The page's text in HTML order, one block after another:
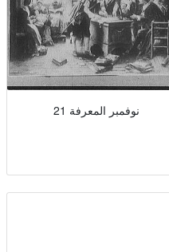
21 نوفمبر المعرفة